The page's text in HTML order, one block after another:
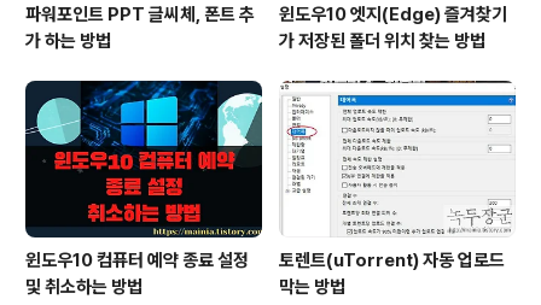
파워포인트 PPT 글씨체, 폰트 추
가 하는 방법
윈도우10 엣지(Edge) 즐겨찾기
가 저장된 폴더 위치 찾는 방법
윈도우10 컴퓨터 예약 종료 설정
및 취소하는 방법
토렌트(uTorrent) 자동 업로드
막는 방법